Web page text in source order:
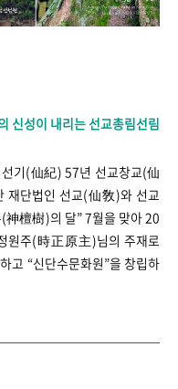
신성이 내리는 선교총림선림
기(仙紀) 57년 선교창교(仙
재단법인 선교(仙敎)와 선교
檀樹)의 달” 7월을 맞아 20
원주(時正原主)님의 주재로
고 “신단수문화원”을 창립하